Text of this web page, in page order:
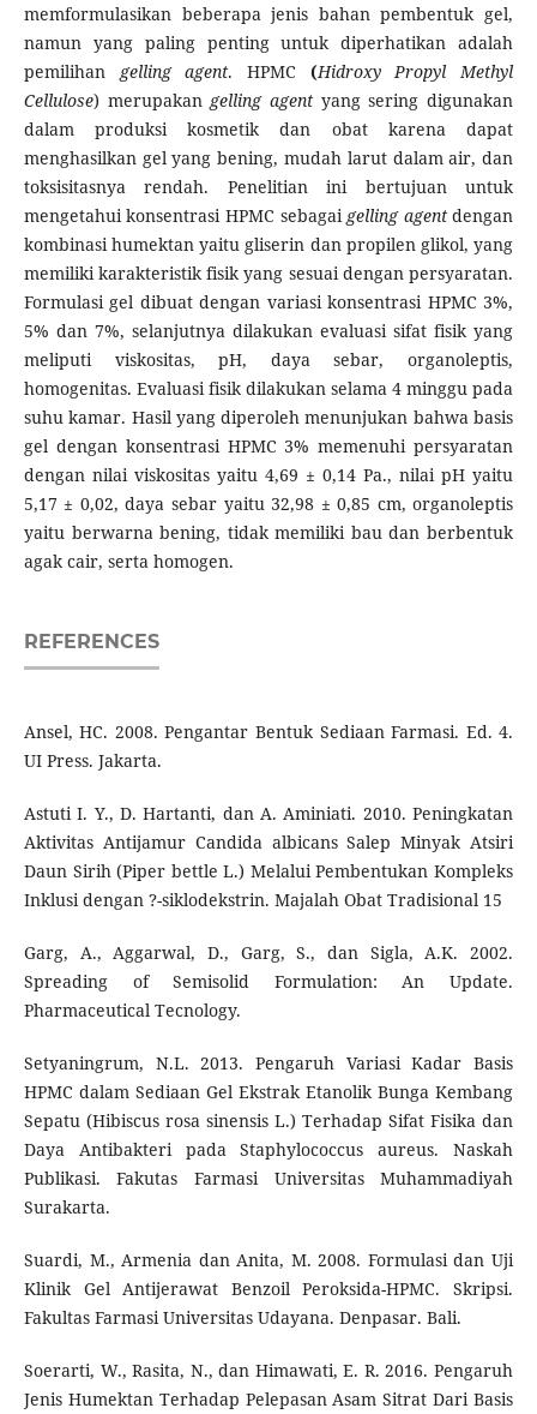
memformulasikan beberapa jenis bahan pembentuk gel,
namun yang paling penting untuk diperhatikan adalah
pemilihan gelling agent. HPMC (Hidroxy Propyl Methyl
Cellulose) merupakan gelling agent yang sering digunakan
dalam produksi kosmetik dan obat karena dapat
menghasilkan gel yang bening, mudah larut dalam air, dan
toksisitasnya rendah. Penelitian ini bertujuan untuk
mengetahui konsentrasi HPMC sebagai gelling agentdengan
kombinasi humektan yaitu gliserin dan propilen glikol, yang
memiliki karakteristik fisik yang sesuai dengan persyaratan.
Formulasi gel dibuat dengan variasi konsentrasi HPMC 3%,
5% dan 7%, selanjutnya dilakukan evaluasi sifat fisik yang
meliputi viskositas, pH, daya sebar, organoleptis,
homogenitas. Evaluasi fisik dilakukan selama 4 minggu pada
suhu kamar. Hasil yang diperoleh menunjukan bahwa basis
gel dengan konsentrasi HPMC 3% memenuhi persyaratan
dengan nilai viskositas yaitu 4,69 ± 0,14 Pa., nilai pH yaitu
5,17 ± 0,02, daya sebar yaitu 32,98 ± 0,85 cm, organoleptis
yaitu berwarna bening, tidak memiliki bau dan berbentuk
agak cair, serta homogen.
REFERENCES
Ansel, HC. 2008. Pengantar Bentuk Sediaan Farmasi. Ed. 4.
UI Press. Jakarta.
Astuti I. Y., D. Hartanti, dan A. Aminiati. 2010. Peningkatan
Aktivitas Antijamur Candida albicans Salep Minyak Atsiri
Daun Sirih (Piper bettle L.) Melalui Pembentukan Kompleks
Inklusi dengan ?-siklodekstrin. Majalah Obat Tradisional 15
Garg, A., Aggarwal, D., Garg, S., dan Sigla, A.K. 2002.
Spreading of Semisolid Formulation: An Update.
Pharmaceutical Tecnology.
Setyaningrum, N.L. 2013. Pengaruh Variasi Kadar Basis
HPMC dalam Sediaan Gel Ekstrak Etanolik Bunga Kembang
Sepatu (Hibiscus rosa sinensis L.) Terhadap Sifat Fisika dan
Daya Antibakteri pada Staphylococcus aureus. Naskah
Publikasi. Fakutas Farmasi Universitas Muhammadiyah
Surakarta.
Suardi, M., Armenia dan Anita, M. 2008. Formulasi dan Uji
Klinik Gel Antijerawat Benzoil Peroksida-HPMC. Skripsi.
Fakultas Farmasi Universitas Udayana. Denpasar. Bali.
Soerarti, W., Rasita, N., dan Himawati, E. R. 2016. Pengaruh
Jenis Humektan Terhadap Pelepasan Asam Sitrat Dari Basis